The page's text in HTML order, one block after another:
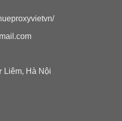
Liêm, Hà Nội